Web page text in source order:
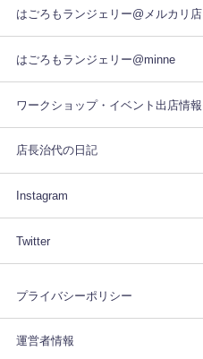
はごろもランジェリー@メルカリ店
はごろもランジェリー@minne
ワークショップ・イベント出店情報
店長治代の日記
Instagram
Twitter
プライバシーポリシー
運営者情報